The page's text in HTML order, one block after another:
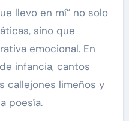
llevo en mí” no solo
sino que
emocional. En
infancia, cantos
callejones limeños y
poesía.